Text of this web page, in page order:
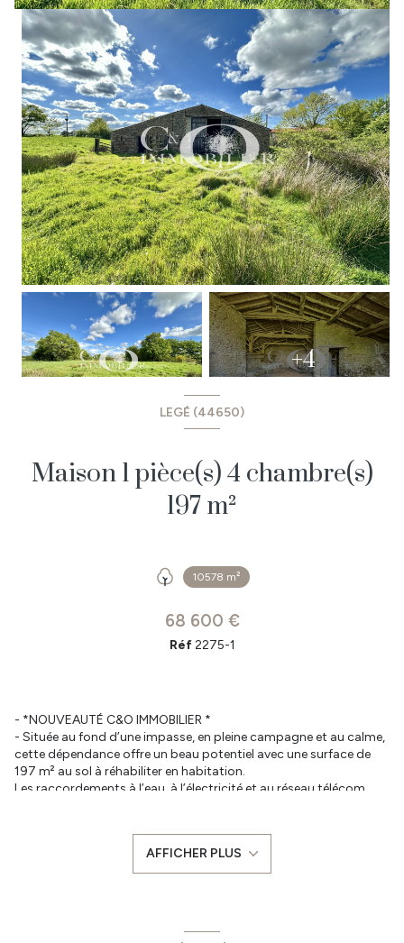
+4
LEGÉ (44650)
Maison 1 pièce(s) 4 chambre(s)
197 m²
10578 m²
68 600 €
Réf2275-1
- *NOUVEAUTÉ C&O IMMOBILIER *
- Située au fond d’une impasse, en pleine campagne et au calme,
cette dépendance offre un beau potentiel avec une surface de
197 m² au sol à réhabiliter en habitation.
Les raccordements à l’eau, à l’électricité et au réseau télécom
L’ensemble est implanté sur une parcelle de plus d’un hectare,
avec un hangar attenant à la dépendance, d’une surface de 156
AFFICHER PLUS